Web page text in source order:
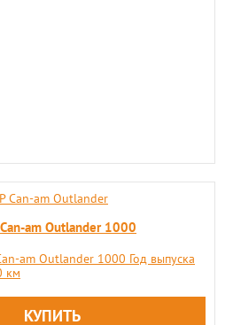
am Outlander 1000
am Outlander 1000 Год выпуска
км